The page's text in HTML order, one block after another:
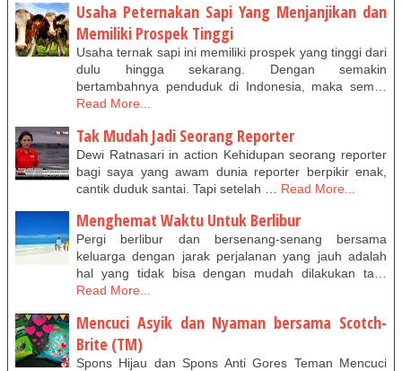
Usaha Peternakan Sapi Yang Menjanjikan dan
Memiliki Prospek Tinggi
Usaha ternak sapi ini memiliki prospek yang tinggi dari
dulu hingga sekarang. Dengan semakin
bertambahnya penduduk di Indonesia, maka sem…
Read More...
Tak Mudah Jadi Seorang Reporter
Dewi Ratnasari in action Kehidupan seorang reporter
bagi saya yang awam dunia reporter berpikir enak,
cantik duduk santai. Tapi setelah …
Read More...
Menghemat Waktu Untuk Berlibur
Pergi berlibur dan bersenang-senang bersama
keluarga dengan jarak perjalanan yang jauh adalah
hal yang tidak bisa dengan mudah dilakukan ta…
Read More...
Mencuci Asyik dan Nyaman bersama Scotch-
Brite (TM)
Spons Hijau dan Spons Anti Gores Teman Mencuci